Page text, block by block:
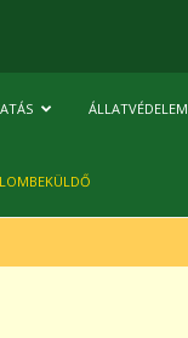
ÁLLATVÉDELEM